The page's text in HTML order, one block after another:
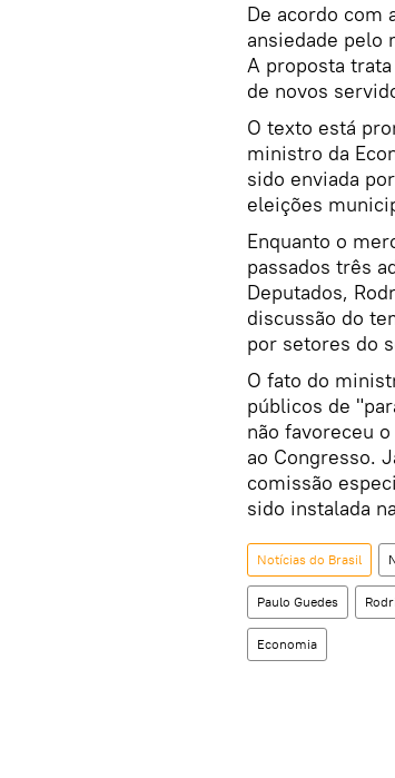
De acordo com
ansiedade pelo
A proposta
de novos
O texto está
ministro da
sido enviada
eleições
Enquanto o
passados três
Deputados,
discussão do
por setores do
O fato do
públicos de
não favoreceu
ao Congresso.
comissão
sido instalada
Notícias do Brasil
Paulo Guedes
Economia